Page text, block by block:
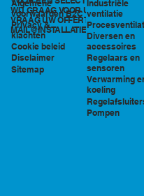
Algemene
voorwaarden B2C
Privacy &
klachten
Cookie beleid
Disclaimer
Sitemap
WIJ GRAAG VOOR U KLAAR!
VRAAG UW OFFERTE AAN VIA
MAIL@INSTALLATIEXPRESS.NL
Industriële
ventilatie
Diversen en
accessoires
Regelaars en
sensoren
Verwarming
koeling
Pompen